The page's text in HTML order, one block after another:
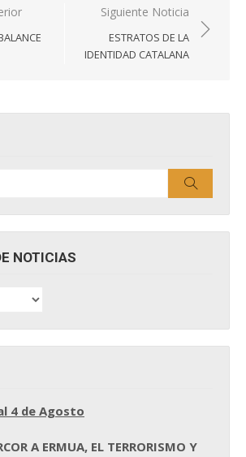
Siguiente Noticia
ESTRATOS DE LA
IDENTIDAD CATALANA
NOTICIAS
4 de Agosto
A ERMUA, EL TERRORISMO Y